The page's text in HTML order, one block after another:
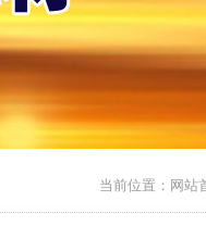
当前位置： 网站